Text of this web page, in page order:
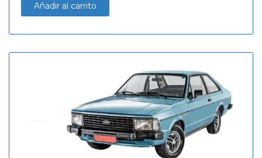
Añadir al carrito